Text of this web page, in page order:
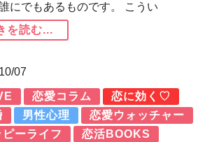
にでもあるものです。 こうい
を読む...
07
恋愛コラム
恋に効く♡
男性心理
恋愛ウォッチャー
ーライフ
恋活BOOKS